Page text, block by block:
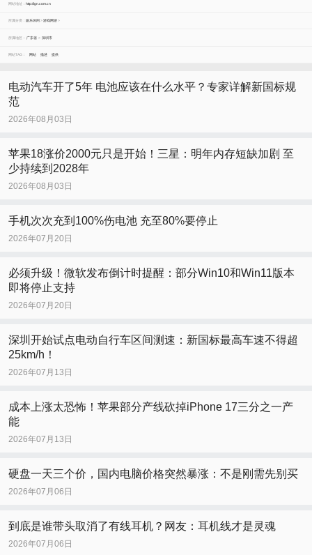
网站地址： http://ign.com.cn
所属分类： 娱乐休闲>游戏网游>
所属地区： 广东省> 深圳市
网站TAG： 网站 描述 提供
电动汽车开了5年 电池应该在什么水平？专家详解新国标规
范
2026年08月03日
苹果18涨价2000元只是开始！三星：明年内存短缺加剧 至
少持续到2028年
2026年08月03日
手机次次充到100%伤电池 充至80%要停止
2026年07月20日
必须升级！微软发布倒计时提醒：部分Win10和Win11版本
即将停止支持
2026年07月20日
深圳开始试点电动自行车区间测速：新国标最高车速不得超
25km/h！
2026年07月13日
成本上涨太恐怖！苹果部分产线砍掉iPhone 17三分之一产
能
2026年07月13日
硬盘一天三个价，国内电脑价格突然暴涨：不是刚需先别买
2026年07月06日
到底是谁带头取消了有线耳机？网友：耳机线才是灵魂
2026年07月06日